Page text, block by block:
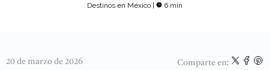
Destinos en México | 6 min
20 de marzo de 2026 Comparte en: